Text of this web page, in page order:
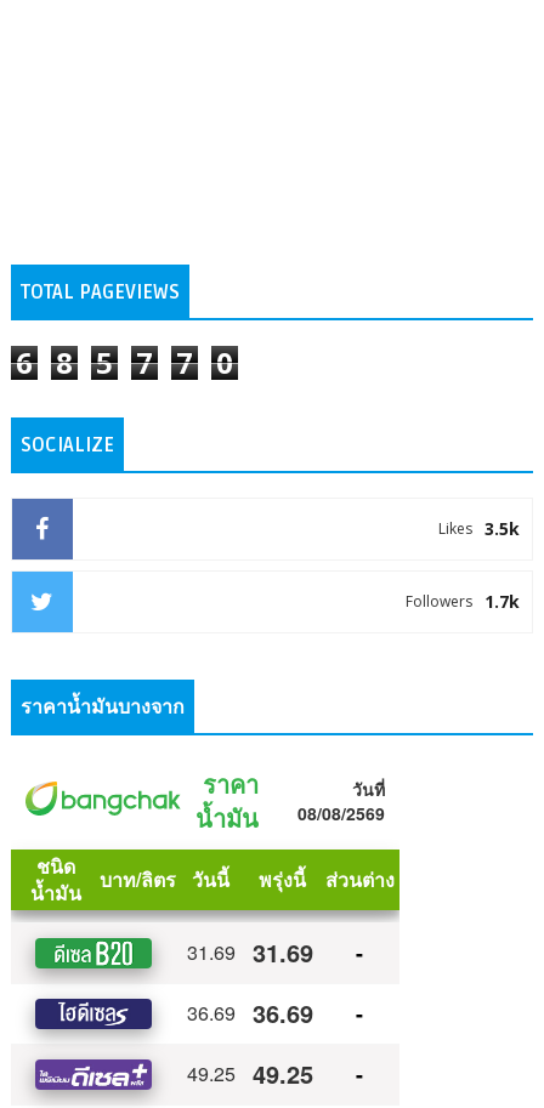
TOTAL PAGEVIEWS
6 8 5 7 7 0
SOCIALIZE
3.5k
Likes
1.7k
Followers
ราคาน้ำมันบางจาก